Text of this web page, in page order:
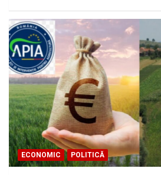
ECONOMIC POLITICĂ